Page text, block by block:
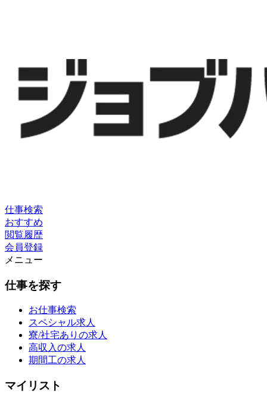
仕事検索
おすすめ
閲覧履歴
会員登録
メニュー
仕事を探す
お仕事検索
スペシャル求人
寮/社宅ありの求人
高収入の求人
期間工の求人
マイリスト